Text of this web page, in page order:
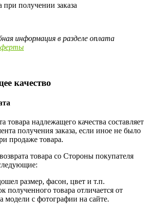
при получении заказа
информация в разделе оплата
качество
товара надлежащего качества составляет
получения заказа, если иное не было
продаже товара.
товара со Стороны покупателя
размер, фасон, цвет и т.п.
полученного товара отличается от
модели с фотографии на сайте.